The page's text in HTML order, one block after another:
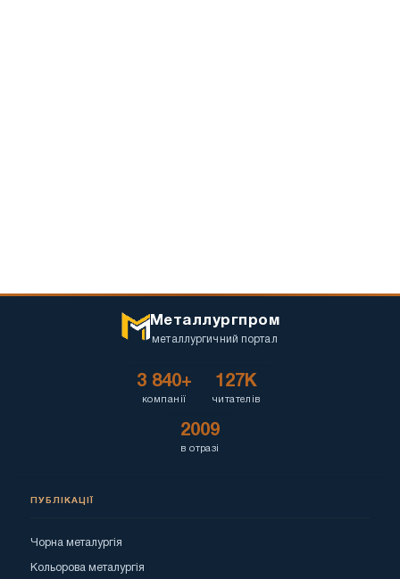
Металлургпром
металлургичний портал
3 840+
компанії
127K
читателів
2009
в отразі
ПУБЛІКАЦІЇ
Чорна металургія
Кольорова металургія